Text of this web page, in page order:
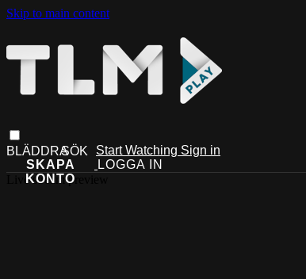
Skip to main content
Start Watching Sign in
Live stream preview